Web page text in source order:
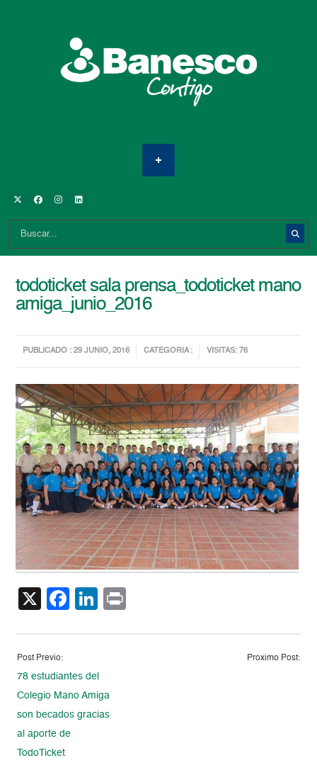
todoticket sala prensa_todoticket mano
amiga_junio_2016
PUBLICADO : 29 JUNIO, 2016 CATEGORIA : VISITAS: 76
X Facebook
LinkedIn
Post Previo:
78 estudiantes del
Colegio Mano Amiga
son becados gracias
al aporte de
TodoTicket
Proximo Post: